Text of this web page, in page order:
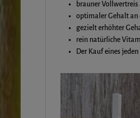
brauner
optimaler Gehalt an
gezielt erhöhter
rein natürliche
Der Kauf eines